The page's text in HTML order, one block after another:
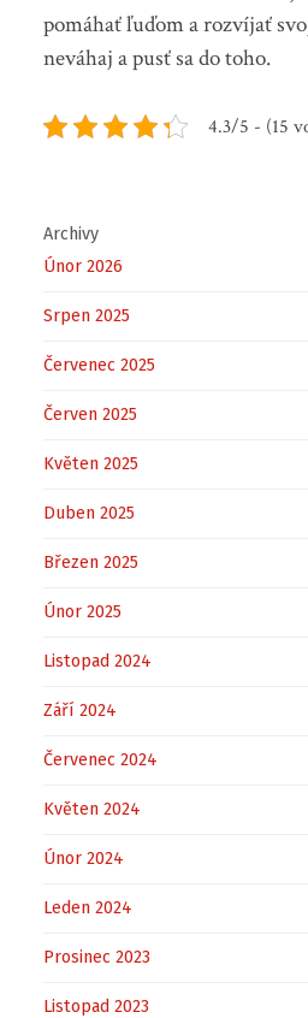
pomáhať ľuďom a rozvíjať
neváhaj a pusť sa do toho.
4.3/5 - (15
Archivy
Únor 2026
Srpen 2025
Červenec 2025
Červen 2025
Květen 2025
Duben 2025
Březen 2025
Únor 2025
Listopad 2024
Září 2024
Červenec 2024
Květen 2024
Únor 2024
Leden 2024
Prosinec 2023
Listopad 2023